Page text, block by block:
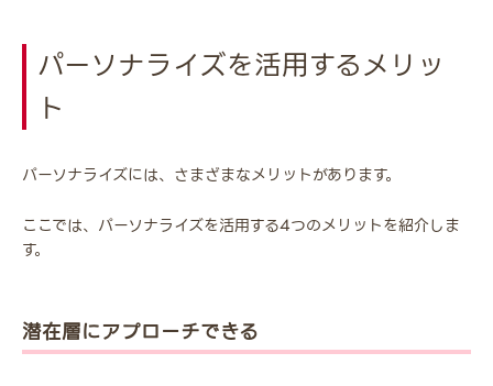
パーソナライズを活用するメリッ
ト
パーソナライズには、さまざまなメリットがあります。
ここでは、パーソナライズを活用する4つのメリットを紹介しま
す。
潜在層にアプローチできる